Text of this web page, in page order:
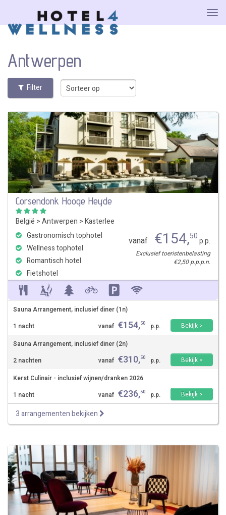
Antwerpen
Filter
Corsendonk Hooge Heyde
België >Antwerpen >Kasterlee
Gastronomisch tophotel
Wellness tophotel
Romantisch hotel
Fietshotel
vanaf €154,50p.p.
Exclusief toeristenbelasting
€2,50 p.p.p.n.
Sauna Arrangement, inclusief diner (1n)
1 nacht
vanaf €154,50 p.p.
Bekijk >
Sauna Arrangement, inclusief diner (2n)
2 nachten
vanaf €310,50 p.p.
Bekijk >
Kerst Culinair - inclusief wijnen/dranken 2026
1 nacht
vanaf €236,50 p.p. Bekijk >
3 arrangementen bekijken